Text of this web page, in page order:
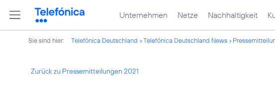
Unternehmen Netze Nachhaltigkeit
Sie sind hier: Telefónica Deutschland Telefónica Deutschland News
Zurück zu Pressemitteilungen 2021